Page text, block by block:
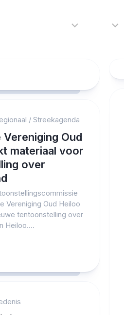
Kunst
Holland
Regio
Theater
112
/ Streekagenda
Oud
materiaal voor
over
Vereniging Oud Heiloo
tentoonstelling over
Heiloo....
Hacker